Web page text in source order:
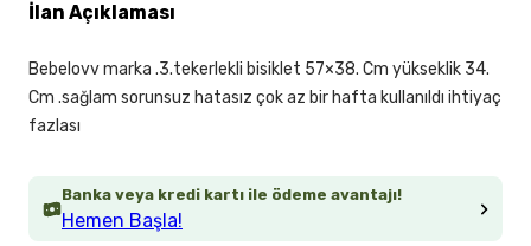
Banka veya kredi kartı ile ödeme avantajı!
Hemen Başla!
İlan Açıklaması
Bebelovv marka .3.tekerlekli bisiklet 57×38. Cm yükseklik 34.
Cm .sağlam sorunsuz hatasız çok az bir hafta kullanıldı ihtiyaç
fazlası